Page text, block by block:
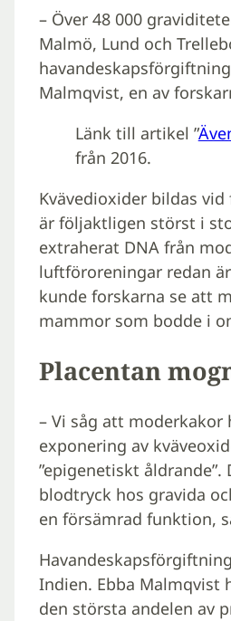
– Över 48 000
Malmö, Lund och
Malmqvist, en av
Länk till artikel ”
från 2016.
Kvävedioxider bildas
är följaktligen störst i
extraherat DNA från
luftföroreningar redan
kunde forskarna se att
mammor som bodde i
Placentan
– Vi såg att
exponering av
”epigenetiskt
blodtryck hos gravida
en försämrad funktion,
Indien. Ebba Malmqvist
den största andelen av